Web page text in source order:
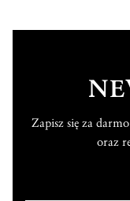
Zapisz się za
oraz